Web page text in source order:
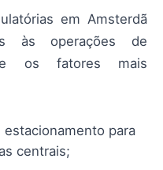
em Amsterdã
às operações de
os fatores mais
estacionamento para
centrais;